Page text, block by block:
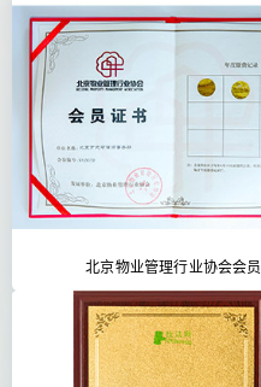
北京物业管理行业协会会员